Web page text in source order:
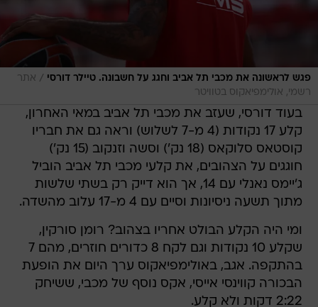
פגש לראשונה את מכבי תל אביב וחגג על חשבונה. טיילר דורסי / אתר
רשמי, אולימפיאקוס בטוויטר
בעוד דורסי, שעזב את מכבי תל אביב במאי האחרון,
קלע 17 נקודות (4 מ-7 לשלוש) וראה גם את חבריו
קוסטאס סלוקאס (18 נק') וסשה וזנקוב (15 נק')
חוגגים על הצהובים, את קלעי מכבי תל אביב הוביל
ג'יימס נאנלי עם 14, אך הוא דייק רק בשתי שלשות
מתוך תשעה ניסיונות וסיים עם 4 מ-17 עלוב מהשדה.
ומי היה הקלע הבולט אחריו בצהוב? רומן סורקין,
שקלע 10 נקודות וגם לקח 8 כדורים חוזרים, מהם 7
בהתקפה. אגב, באולימפיאקוס ערך היום את הופעת
הבכורה קווינסי אייסי, אקס נוסף של מכבי, ששיחק
2:22 דקות ולא קלע.